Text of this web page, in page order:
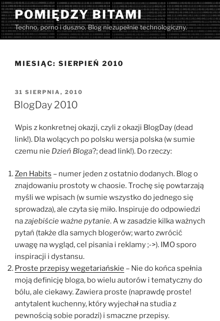
Przejdź
do
treści
POMIĘDZY BITAMI
Techno, porno i duszno. Blog niezupełnie technologiczny.
MIESIĄC: SIERPIEŃ 2010
OPUBLIKOWANE
W
31 SIERPNIA, 2010
BlogDay 2010
Wpis z konkretnej okazji, czyli z okazji BlogDay (dead
link!). Dla wolących po polsku wersja polska (w sumie
czemu nie Dzień Bloga?; dead link!). Do rzeczy:
Zen Habits – numer jeden z ostatnio dodanych. Blog o
znajdowaniu prostoty w chaosie. Trochę się powtarzają
myśli we wpisach (w sumie wszystko do jednego się
sprowadza), ale czyta się miło. Inspiruje do odpowiedzi
nazajebiście ważne pytanie. A w zasadzie kilka ważnych
pytań (także dla samych blogerów; warto zwrócić
uwagę na wygląd, cel pisania i reklamy ;->). IMO sporo
inspiracji i dystansu.
Proste przepisy wegetariańskie – Nie do końca spełnia
moją definicję bloga, bo wielu autorów i tematyczny do
bólu, ale ciekawy. Zawiera proste (naprawdę proste!
antytalent kuchenny, który wyjechał na studia z
pewnością sobie poradzi) i smaczne przepisy.